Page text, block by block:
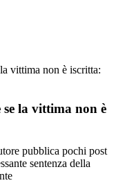
vittima non è iscritta:
se la vittima non è
pubblica pochi post
sentenza della